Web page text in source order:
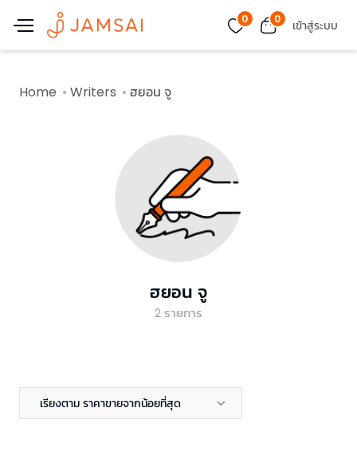
0 0 เข้าสู่ระบบ
Home Writers ฮยอน จู
ฮยอน จู
2รายการ
เรียงตาม ราคาขายจากน้อยที่สุด